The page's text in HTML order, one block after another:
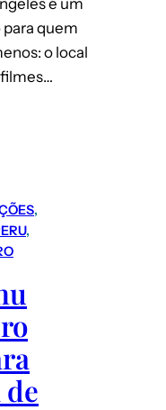
quem
o local